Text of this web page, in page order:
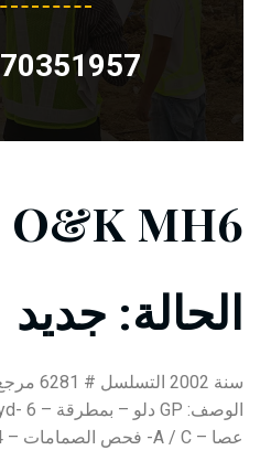
70351957(961+)
O&K MH6
الحالة: جديد
سنة 2002 التسلسل # 6281 مرجع # OK100WE
عصا – A / C- فحص الصمامات – 4 مثبتات